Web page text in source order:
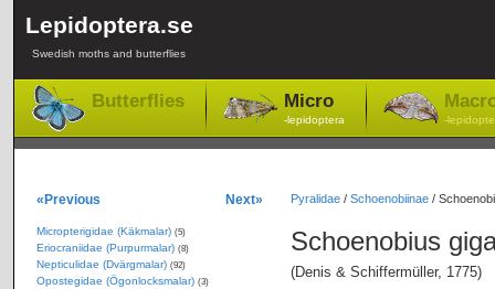
Lepidoptera.se
Swedish moths and butterflies
Butterflies Micro
-lepidoptera -
Pyralidae/ Schoenobiinae/
Schoenobius
(Denis & Schiffermüller, 1775)
«Previous Next»
Micropterigidae (Käkmalar) (5)
Eriocraniidae (Purpurmalar) (8)
Nepticulidae (Dvärgmalar) (92)
Opostegidae (Ögonlocksmalar) (3)